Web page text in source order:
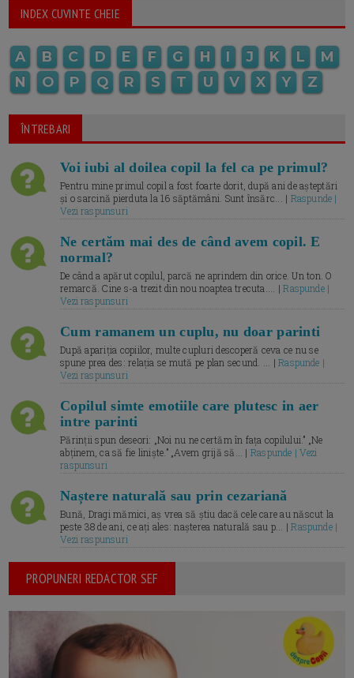
INDEX CUVINTE CHEIE
A B C D E F G H I J K L
M
N
O P Q R S T U V X Y Z
ÎNTREBARI
Voi iubi al doilea copil la fel ca pe primul?
Pentru mine primul copil a fost foarte dorit, după ani de așteptări
și o sarcină pierduta la 16 săptămâni. Sunt însărc... | Raspunde |
Vezi raspunsuri
Ne certăm mai des de când avem copil. E
normal?
De când a apărut copilul, parcă ne aprindem din orice. Un ton. O
remarcă. Cine s-a trezit din nou noaptea trecuta.... |Raspunde |
Vezi raspunsuri
Cum ramanem un cuplu, nu doar parinti
După apariția copiilor, multe cupluri descoperă ceva ce nu se
spune prea des: relația se mută pe plan secund. ... |Raspunde |
Vezi raspunsuri
Copilul simte emotiile care plutesc in aer
intre parinti
Părinții spun deseori: „Noi nu ne certăm în fața copilului.” „Ne
abținem, ca să fie liniște.” „Avem grijă să... | Raspunde | Vezi
raspunsuri
Naștere naturală sau prin cezariană
Bună, Dragi mămici, aș vrea să știu dacă cele care au născut la
peste 38 de ani, ce ați ales: nașterea naturală sau p... |Raspunde |
Vezi raspunsuri
PROPUNERI REDACTOR SEF